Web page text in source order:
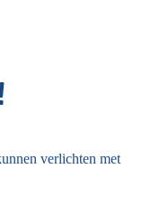
verlichten met